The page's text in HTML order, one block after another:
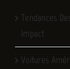
Tendances
Impact
Voitures